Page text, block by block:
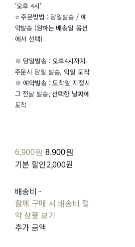
'오후 4시'
⭐ 주문방법 : 당일발송 / 예
약발송 (원하는 배송일 옵션
에서 선택)
※ 당일발송 : 오후4시까지
주문시 당일 발송, 익일 도착
※ 예약발송 : 도착일 지정시
그 전날 발송, 선택한 날짜에
도착
6,900원 8,900원
기본 할인2,000원
배송비 -
함께 구매 시 배송비 절
약 상품 보기
추가 금액